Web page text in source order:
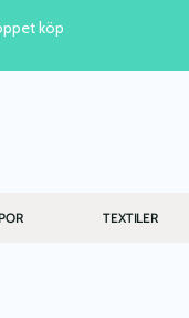
köp
TEXTILER